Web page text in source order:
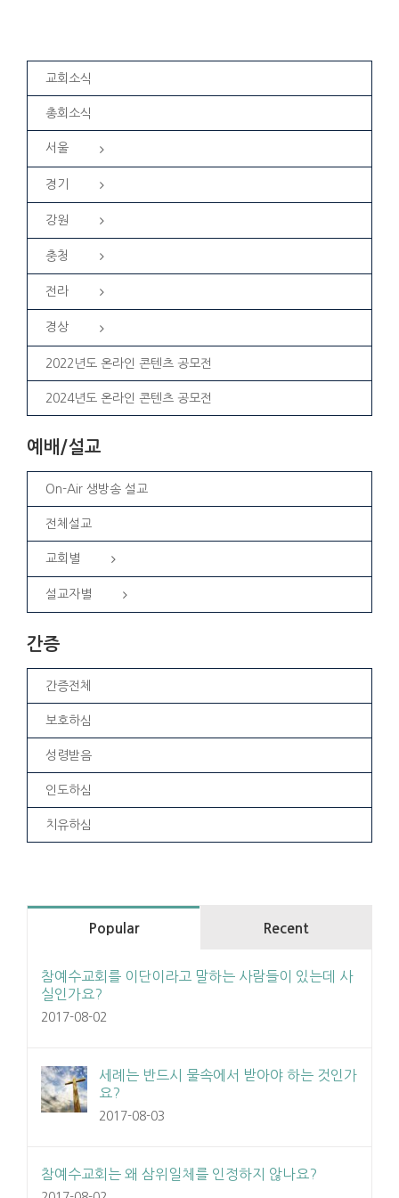
교회소식
총회소식
서울
경기
강원
충청
전라
경상
2022년도 온라인 콘텐츠 공모전
2024년도 온라인 콘텐츠 공모전
예배/설교
On-Air 생방송 설교
전체설교
교회별
설교자별
간증
간증전체
보호하심
성령받음
인도하심
치유하심
Popular Recent
참예수교회를 이단이라고 말하는 사람들이 있는데 사
실인가요?
2017-08-02
세례는 반드시 물속에서 받아야 하는 것인가
요?
2017-08-03
참예수교회는 왜 삼위일체를 인정하지 않나요?